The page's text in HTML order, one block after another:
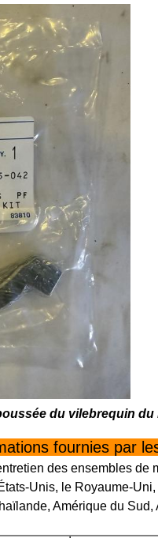
du vilebrequin du
fournies par
des ensembles
Unis, le Royaume-
Amérique du